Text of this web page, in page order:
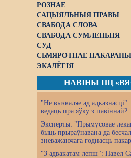
РОЗНАЕ
САЦЫЯЛЬНЫЯ ПРАВЫ
СВАБОДА СЛОВА
СВАБОДА СУМЛЕНЬНЯ
СУД
СЬМЯРОТНАЕ
ЭКАЛЁГІЯ
НАВІНЫ ПЦ
"Не вызваляе ад
ведаць пра яўку з павіннай?
Эксперты: "Прымусовае
быць прыраўнавана да
зневажаючага годнасць
"З адвакатам лепш": Павел